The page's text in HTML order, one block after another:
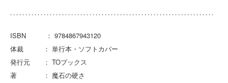
ISBN ： 9784867943120
体裁 ： 単行本・ソフトカバー
発行元 ： TOブックス
著 ： 魔石の硬さ